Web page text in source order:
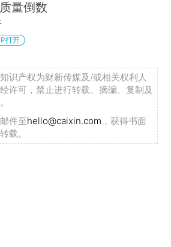
量倒数
打开
识产权为财新传媒及/或相关权利人
许可，禁止进行转载、摘编、复制及
件至hello@caixin.com ，获得书面
载。